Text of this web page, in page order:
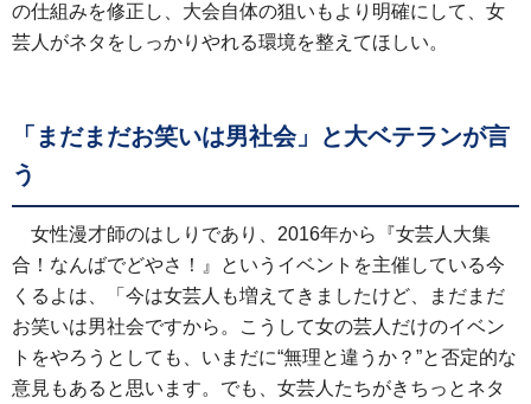
の仕組みを修正し、大会自体の狙いもより明確にして、女
芸人がネタをしっかりやれる環境を整えてほしい。
「まだまだお笑いは男社会」と大ベテランが言
う
女性漫才師のはしりであり、2016年から『女芸人大集
合！なんばでどやさ！』というイベントを主催している今
くるよは、「今は女芸人も増えてきましたけど、まだまだ
お笑いは男社会ですから。こうして女の芸人だけのイベン
トをやろうとしても、いまだに“無理と違うか？”と否定的な
意見もあると思います。でも、女芸人たちがきちっとネタ